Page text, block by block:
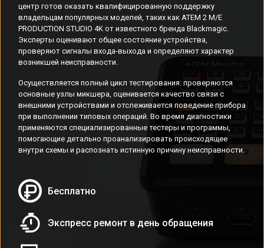
центр готов оказать квалифицированную поддержку
владельцам популярных моделей, таких как ATEM 2 M/E
PRODUCTION STUDIO 4K от известного бренда Blackmagic.
Эксперты оценивают общее состояние устройства,
проверяют сигналы входа-выхода и определяют характер
возникшей неисправности.
Осуществляется полный цикл тестирования: проверяются
основные узлы микшера, оценивается качество связи с
внешними устройствами и отслеживается поведение прибора
при выполнении типовых операций. Во время диагностики
применяются специализированные тестеры и программы,
помогающие детально проанализировать происходящее
внутри схемы и распознать истинную причину неисправности.
Бесплатно
Экспресс ремонт в день обращения